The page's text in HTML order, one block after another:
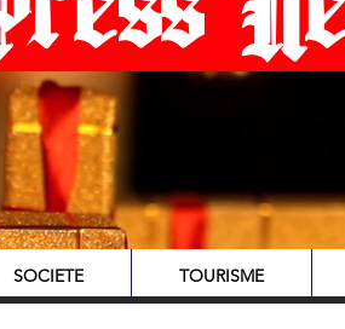
SOCIETE TOURISME